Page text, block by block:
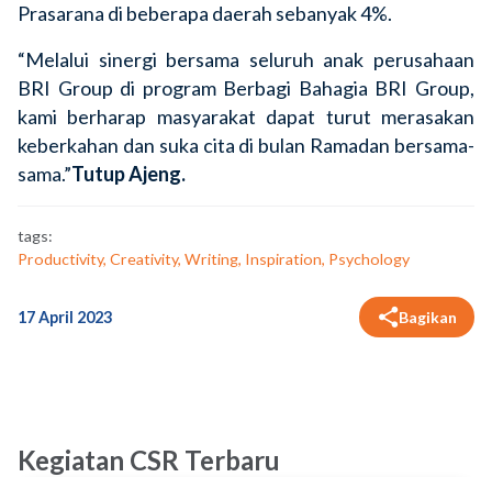
Prasarana di beberapa daerah sebanyak 4%.
“Melalui sinergi bersama seluruh anak perusahaan
BRI Group di program Berbagi Bahagia BRI Group,
kami berharap masyarakat dapat turut merasakan
keberkahan dan suka cita di bulan Ramadan bersama-
sama.”Tutup Ajeng.
tags:
Productivity, Creativity, Writing, Inspiration, Psychology
17 April 2023 Bagikan
Kegiatan CSR Terbaru